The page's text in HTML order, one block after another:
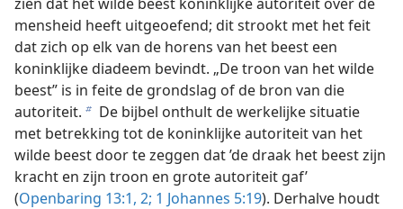
mensheid heeft uitgeoefend; dit strookt met het feit
dat zich op elk van de horens van het beest een
koninklijke diadeem bevindt. „De troon van het wilde
beest” is in feite de grondslag of de bron van die
autoriteit. b De bijbel onthult de werkelijke situatie
met betrekking tot de koninklijke autoriteit van het
wilde beest door te zeggen dat ’de draak het beest zijn
kracht en zijn troon en grote autoriteit gaf’
(Openbaring 13:1, 2; 1 Johannes 5:19). Derhalve houdt